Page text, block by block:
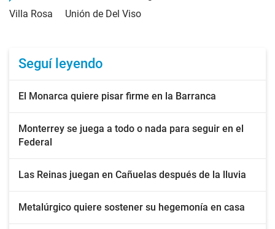
Villa Rosa
Unión de Del Viso
Seguí leyendo
El Monarca quiere pisar firme en la Barranca
Monterrey se juega a todo o nada para seguir en el
Federal
Las Reinas juegan en Cañuelas después de la lluvia
Metalúrgico quiere sostener su hegemonía en casa